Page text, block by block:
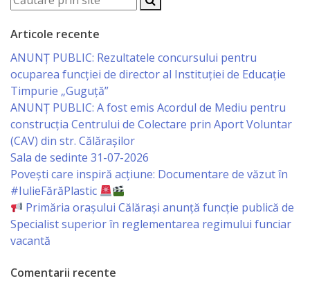
Serviciul
Juridic
Serviciul
în
Reglementarea
Regimului
Funciar
Serviciul
Relaţii
Publicul
Articole recente
ANUNȚ PUBLIC: Rezultatele concursului pentru
ocuparea funcției de director al Instituției de Educație
Timpurie „Guguță”
ANUNȚ PUBLIC: A fost emis Acordul de Mediu pentru
construcția Centrului de Colectare prin Aport Voluntar
(CAV) din str. Călărașilor
Sala de sedinte 31-07-2026
Povești care inspiră acțiune: Documentare de văzut în
#IulieFărăPlastic
Primăria orașului Călărași anunță funcție publică de
Specialist superior în reglementarea regimului funciar
vacantă
Comentarii recente